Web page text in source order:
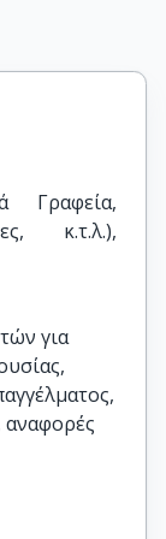
Γραφεία,
κ.τ.λ.),
για
αναφορές